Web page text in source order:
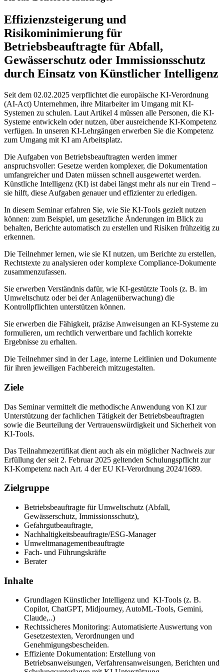
Effizienzsteigerung und
Risikominimierung für
Betriebsbeauftragte für Abfall,
Gewässerschutz oder Immissionsschutz
durch Einsatz von Künstlicher Intelligenz
Seit dem 02.02.2025 verpflichtet die europäische KI-Verordnung
(AI-Act) Unternehmen, ihre Mitarbeiter im Umgang mit KI-
Systemen zu schulen. Laut Artikel 4 müssen alle Personen, die KI-
Systeme entwickeln oder nutzen, über ausreichende KI-Kompetenz
verfügen. In unseren KI-Lehrgängen erwerben Sie die Kompetenz
zum Umgang mit KI am Arbeitsplatz.
Die Aufgaben von Betriebsbeauftragten werden immer
anspruchsvoller: Gesetze werden komplexer, die Dokumentation
umfangreicher und Daten müssen schnell ausgewertet werden.
Künstliche Intelligenz (KI) ist dabei längst mehr als nur ein Trend –
sie hilft, diese Aufgaben genauer und effizienter zu erledigen.
In diesem Seminar erfahren Sie, wie Sie KI-Tools gezielt nutzen
können: zum Beispiel, um gesetzliche Änderungen im Blick zu
behalten, Berichte automatisch zu erstellen und Risiken frühzeitig zu
erkennen.
Die Teilnehmer lernen, wie sie KI nutzen, um Berichte zu erstellen,
Rechtstexte zu analysieren oder komplexe Compliance-Dokumente
zusammenzufassen.
Sie erwerben Verständnis dafür, wie KI-gestützte Tools (z. B. im
Umweltschutz oder bei der Anlagenüberwachung) die
Kontrollpflichten unterstützen können.
Sie erwerben die Fähigkeit, präzise Anweisungen an KI-Systeme zu
formulieren, um rechtlich verwertbare und fachlich korrekte
Ergebnisse zu erhalten.
Die Teilnehmer sind in der Lage, interne Leitlinien und Dokumente
für ihren jeweiligen Fachbereich mitzugestalten.
Ziele
Das Seminar vermittelt die methodische Anwendung von KI zur
Unterstützung der fachlichen Tätigkeit der Betriebsbeauftragten
sowie die Beurteilung der Vertrauenswürdigkeit und Sicherheit von
KI-Tools.
Das Teilnahmezertifikat dient auch als ein möglicher Nachweis zur
Erfüllung der seit 2. Februar 2025 geltenden Schulungspflicht zur
KI-Kompetenz nach Art. 4 der EU KI-Verordnung 2024/1689.
Zielgruppe
Betriebsbeauftragte für Umweltschutz (Abfall,
Gewässerschutz, Immissionsschutz),
Gefahrgutbeauftragte,
Nachhaltigkeitsbeauftragte/ESG-Manager
Umweltmanagementbeauftragte
Fach- und Führungskräfte
Berater
Inhalte
Grundlagen Künstlicher Intelligenz und KI-Tools (z. B.
Copilot, ChatGPT, Midjourney, AutoML-Tools, Gemini,
Claude,..)
Rechtssicheres Monitoring: Automatisierte Auswertung von
Gesetzestexten, Verordnungen und
Genehmigungsbescheiden.
Effiziente Dokumentation: Erstellung von
Betriebsanweisungen, Verfahrensanweisungen, Berichten und